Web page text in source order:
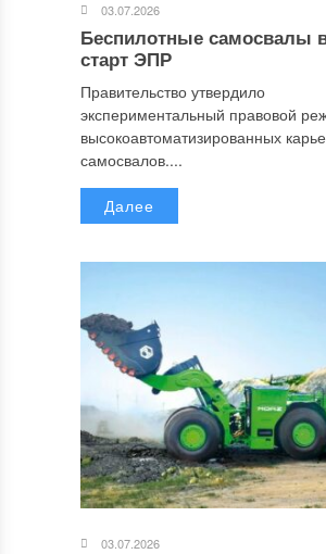
03.07.2026
Беспилотные самосвалы
старт ЭПР
Правительство утвердило
экспериментальный правовой
высокоавтоматизированных
самосвалов....
Далее
03.07.2026